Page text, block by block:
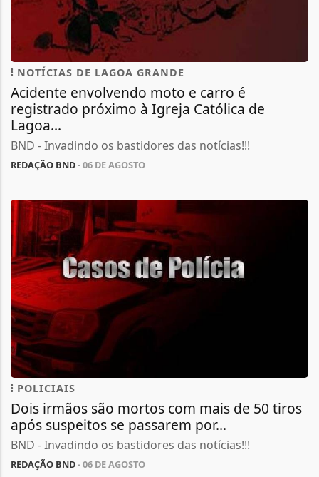
NOTÍCIAS DE LAGOA GRANDE
Acidente envolvendo moto e carro é
registrado próximo à Igreja Católica de
Lagoa...
BND - Invadindo os bastidores das notícias!!!
REDAÇÃO BND- 06 DE AGOSTO
POLICIAIS
Dois irmãos são mortos com mais de 50 tiros
após suspeitos se passarem por...
BND - Invadindo os bastidores das notícias!!!
REDAÇÃO BND- 06 DE AGOSTO